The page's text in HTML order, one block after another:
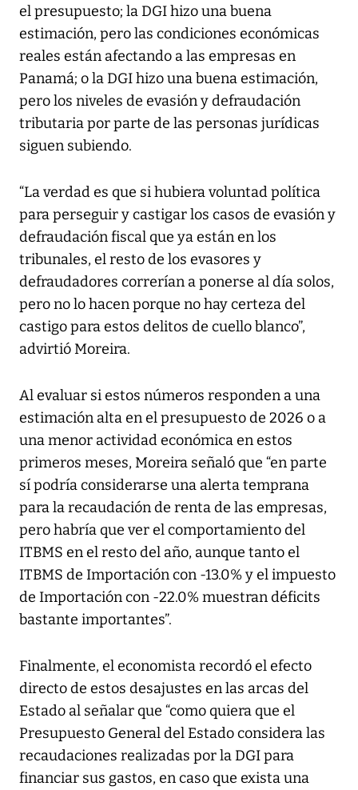
el presupuesto; la DGI hizo una buena
estimación, pero las condiciones económicas
reales están afectando a las empresas en
Panamá; o la DGI hizo una buena estimación,
pero los niveles de evasión y defraudación
tributaria por parte de las personas jurídicas
siguen subiendo.
“La verdad es que si hubiera voluntad política
para perseguir y castigar los casos de evasión y
defraudación fiscal que ya están en los
tribunales, el resto de los evasores y
defraudadores correrían a ponerse al día solos,
pero no lo hacen porque no hay certeza del
castigo para estos delitos de cuello blanco”,
advirtió Moreira.
Al evaluar si estos números responden a una
estimación alta en el presupuesto de 2026 o a
una menor actividad económica en estos
primeros meses, Moreira señaló que “en parte
sí podría considerarse una alerta temprana
para la recaudación de renta de las empresas,
pero habría que ver el comportamiento del
ITBMS en el resto del año, aunque tanto el
ITBMS de Importación con -13.0% y el impuesto
de Importación con -22.0% muestran déficits
bastante importantes”.
Finalmente, el economista recordó el efecto
directo de estos desajustes en las arcas del
Estado al señalar que “como quiera que el
Presupuesto General del Estado considera las
recaudaciones realizadas por la DGI para
financiar sus gastos, en caso que exista una